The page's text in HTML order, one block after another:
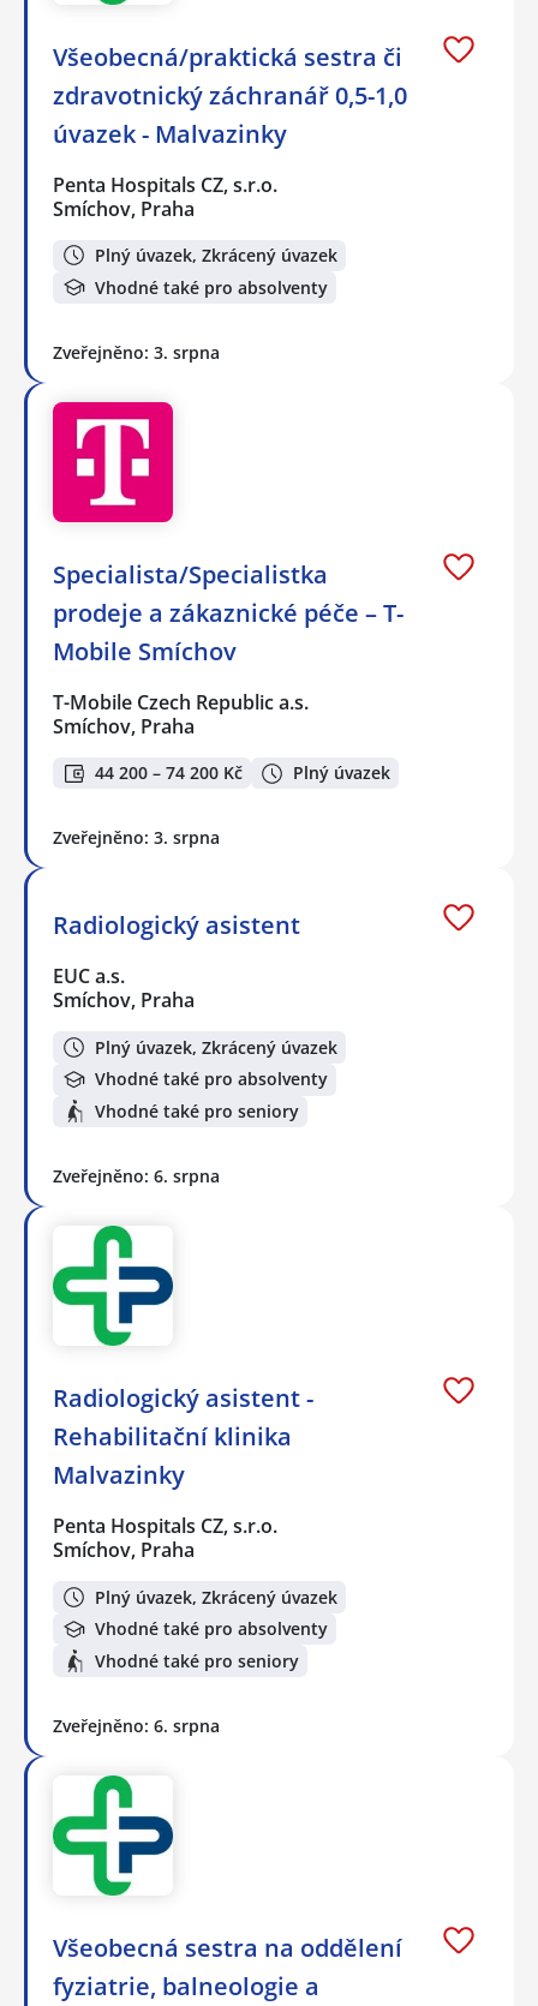
Všeobecná/praktická sestra či
zdravotnický záchranář 0,5-1,0
úvazek - Malvazinky
Penta Hospitals CZ, s.r.o.
Smíchov, Praha
Plný úvazek, Zkrácený úvazek
Vhodné také pro absolventy
Zveřejněno: 3. srpna
Specialista/Specialistka
prodeje a zákaznické péče – T-
Mobile Smíchov
T-Mobile Czech Republic a.s.
Smíchov, Praha
44 200 – 74 200 Kč Plný úvazek
Zveřejněno: 3. srpna
Radiologický asistent
EUC a.s.
Smíchov, Praha
Plný úvazek, Zkrácený úvazek
Vhodné také pro absolventy
Vhodné také pro seniory
Zveřejněno: 6. srpna
Radiologický asistent -
Rehabilitační klinika
Malvazinky
Penta Hospitals CZ, s.r.o.
Smíchov, Praha
Plný úvazek, Zkrácený úvazek
Vhodné také pro absolventy
Vhodné také pro seniory
Zveřejněno: 6. srpna
Všeobecná sestra na oddělení
fyziatrie, balneologie a